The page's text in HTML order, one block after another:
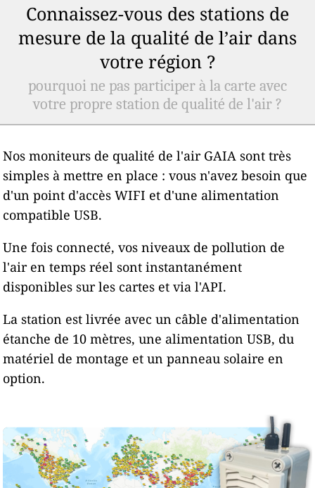
Connaissez-vous des stations de
mesure de la qualité de l’air dans
votre région ?
pourquoi ne pas participer à la carte avec
votre propre station de qualité de l'air ?
Nos moniteurs de qualité de l'air GAIA sont très
simples à mettre en place : vous n'avez besoin que
d'un point d'accès WIFI et d'une alimentation
compatible USB.
Une fois connecté, vos niveaux de pollution de
l'air en temps réel sont instantanément
disponibles sur les cartes et via l'API.
La station est livrée avec un câble d'alimentation
étanche de 10 mètres, une alimentation USB, du
matériel de montage et un panneau solaire en
option.